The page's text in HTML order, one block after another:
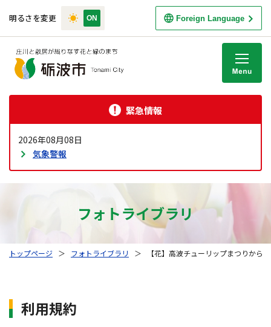
明るさを変更 Foreign Language
緊急情報
2026年08月08日
気象警報
フォトライブラリ
トップページ ＞ フォトライブラリ ＞ 【花】高波チューリップまつりから
利用規約